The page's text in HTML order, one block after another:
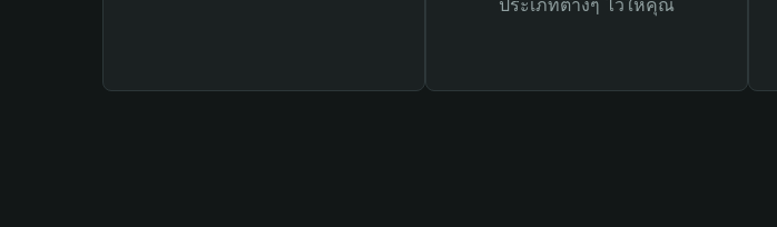
ประเภทต่างๆ ไว้ให้คุณ